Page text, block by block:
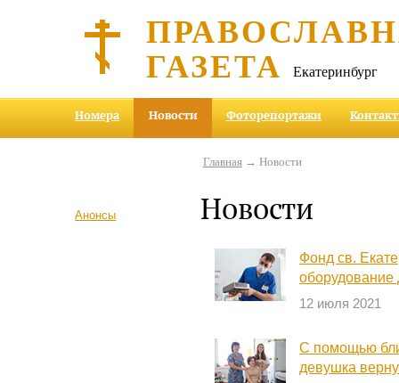
ГАЗЕТА Екатеринбург
Номера Новости Фоторепортажи
Анонсы
Главная→ Новости
Новости
Фонд св.
оборудование
12 июля 2021
С помощью
девушка